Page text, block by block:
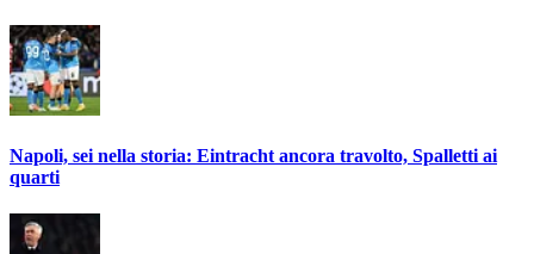
Napoli, sei nella storia: Eintracht ancora travolto, Spalletti ai
quarti